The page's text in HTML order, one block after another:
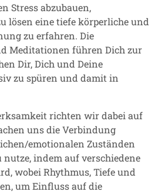
Stress abzubauen,
lösen eine tiefe körperliche und
zu erfahren. Die
Meditationen führen Dich zur
Dir, Dich und Deine
zu spüren und damit in
richten wir dabei auf
uns die Verbindung
emotionalen Zuständen
nutze, indem auf verschiedene
wobei Rhythmus, Tiefe und
um Einfluss auf die